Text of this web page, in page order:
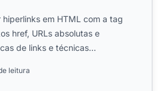
em HTML com a tag
href, URLs absolutas e
de links e técnicas
leitura